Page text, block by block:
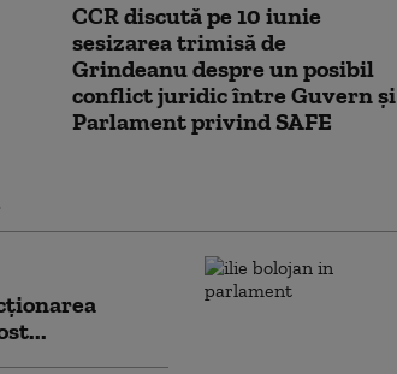
CCR discută pe 10 iunie
sesizarea trimisă de
Grindeanu despre un posibil
conflict juridic între Guvern și
Parlament privind SAFE